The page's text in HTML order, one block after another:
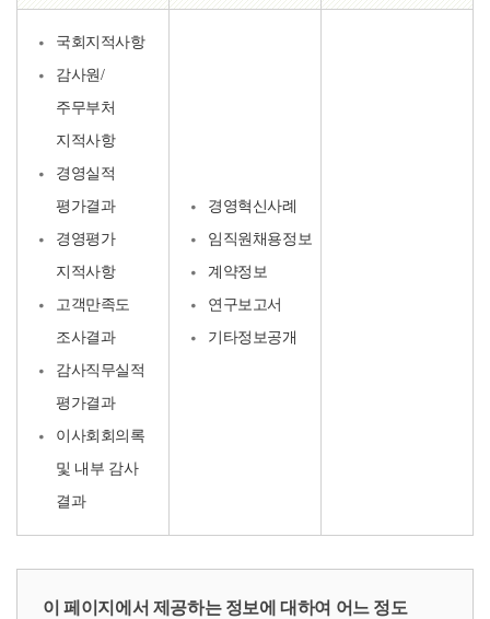
국회지적사항
감사원/
주무부처
지적사항
경영실적
평가결과
경영평가
지적사항
고객만족도
조사결과
감사직무실적
평가결과
이사회회의록
및 내부 감사
결과
경영혁신사례
임직원채용정보
계약정보
연구보고서
기타정보공개
이 페이지에서 제공하는 정보에 대하여 어느 정도